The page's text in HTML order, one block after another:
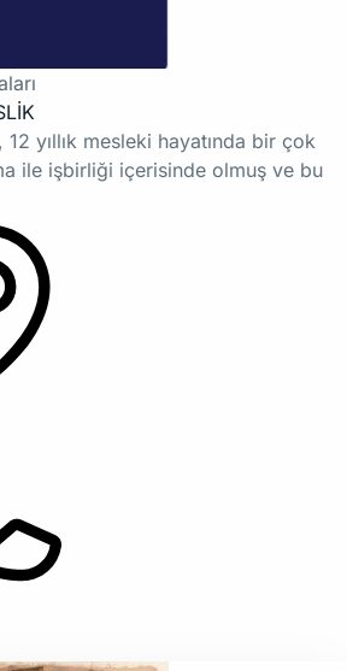
yıllık mesleki hayatında bir çok
ile işbirliği içerisinde olmuş ve bu